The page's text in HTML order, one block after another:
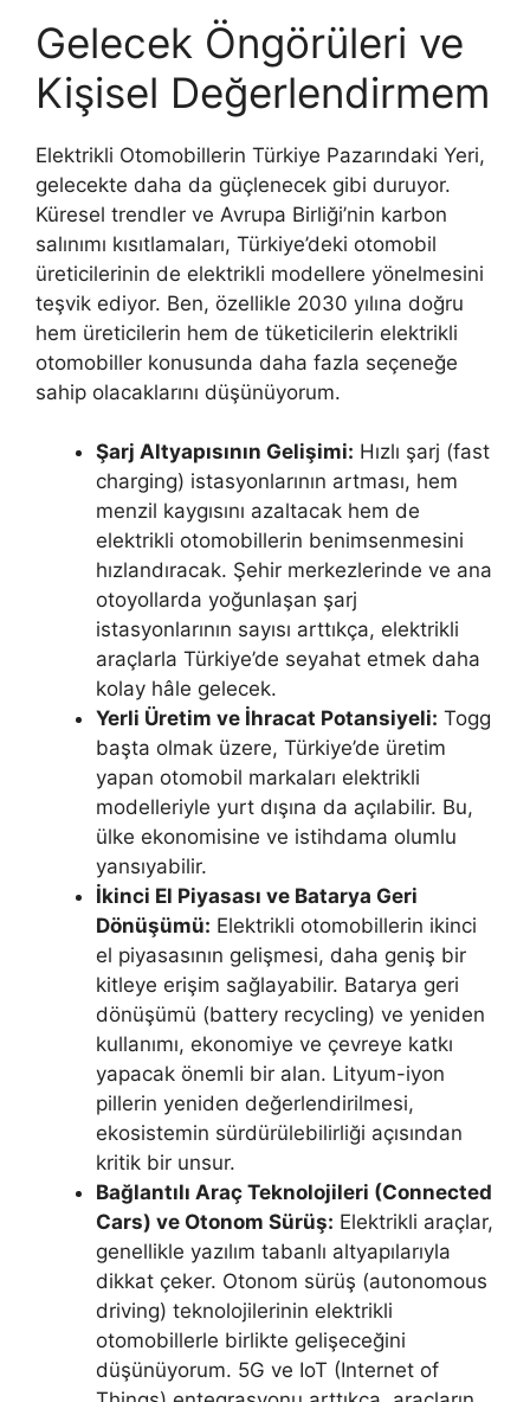
Gelecek Öngörüleri ve
Kişisel Değerlendirmem
Elektrikli Otomobillerin Türkiye Pazarındaki Yeri,
gelecekte daha da güçlenecek gibi duruyor.
Küresel trendler ve Avrupa Birliği’nin karbon
salınımı kısıtlamaları, Türkiye’deki otomobil
üreticilerinin de elektrikli modellere yönelmesini
teşvik ediyor. Ben, özellikle 2030 yılına doğru
hem üreticilerin hem de tüketicilerin elektrikli
otomobiller konusunda daha fazla seçeneğe
sahip olacaklarını düşünüyorum.
Şarj Altyapısının Gelişimi: Hızlı şarj (fast
charging) istasyonlarının artması, hem
menzil kaygısını azaltacak hem de
elektrikli otomobillerin benimsenmesini
hızlandıracak. Şehir merkezlerinde ve ana
otoyollarda yoğunlaşan şarj
istasyonlarının sayısı arttıkça, elektrikli
araçlarla Türkiye’de seyahat etmek daha
kolay hâle gelecek.
Yerli Üretim ve İhracat Potansiyeli: Togg
başta olmak üzere, Türkiye’de üretim
yapan otomobil markaları elektrikli
modelleriyle yurt dışına da açılabilir. Bu,
ülke ekonomisine ve istihdama olumlu
yansıyabilir.
İkinci El Piyasası ve Batarya Geri
Dönüşümü: Elektrikli otomobillerin ikinci
el piyasasının gelişmesi, daha geniş bir
kitleye erişim sağlayabilir. Batarya geri
dönüşümü (battery recycling) ve yeniden
kullanımı, ekonomiye ve çevreye katkı
yapacak önemli bir alan. Lityum-iyon
pillerin yeniden değerlendirilmesi,
ekosistemin sürdürülebilirliği açısından
kritik bir unsur.
Bağlantılı Araç Teknolojileri (Connected
Cars) ve Otonom Sürüş: Elektrikli araçlar,
genellikle yazılım tabanlı altyapılarıyla
dikkat çeker. Otonom sürüş (autonomous
driving) teknolojilerinin elektrikli
otomobillerle birlikte gelişeceğini
düşünüyorum. 5G ve IoT (Internet of